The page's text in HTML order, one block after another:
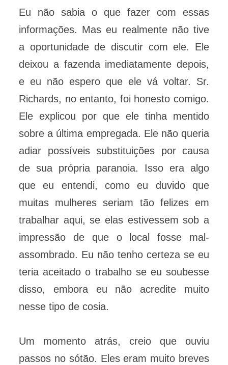
Eu não sabia o que fazer com essas
informações. Mas eu realmente não tive
a oportunidade de discutir com ele. Ele
deixou a fazenda imediatamente depois,
e eu não espero que ele vá voltar. Sr.
Richards, no entanto, foi honesto comigo.
Ele explicou por que ele tinha mentido
sobre a última empregada. Ele não queria
adiar possíveis substituições por causa
de sua própria paranoia. Isso era algo
que eu entendi, como eu duvido que
muitas mulheres seriam tão felizes em
trabalhar aqui, se elas estivessem sob a
impressão de que o local fosse mal-
assombrado. Eu não tenho certeza se eu
teria aceitado o trabalho se eu soubesse
disso, embora eu não acredite muito
nesse tipo de cosia.
Um momento atrás, creio que ouviu
passos no sótão. Eles eram muito breves